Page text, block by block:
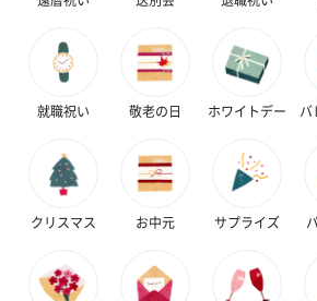
就職祝い 敬老の日 ホワイトデー バ
クリスマス お中元 サプライズ